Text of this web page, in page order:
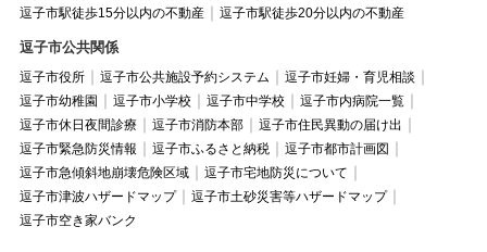
逗子市駅徒歩15分以内の不動産
逗子市駅徒歩20分以内の不動産
逗子市公共関係
逗子市役所 逗子市公共施設予約システム
逗子市妊婦・育児相談
逗子市幼稚園
逗子市小学校 逗子市中学校
逗子市内病院一覧
逗子市休日夜間診療
逗子市消防本部
逗子市住民異動の届け出
逗子市緊急防災情報
逗子市ふるさと納税
逗子市都市計画図
逗子市急傾斜地崩壊危険区域
逗子市宅地防災について
逗子市津波ハザードマップ
逗子市土砂災害等ハザードマップ
逗子市空き家バンク